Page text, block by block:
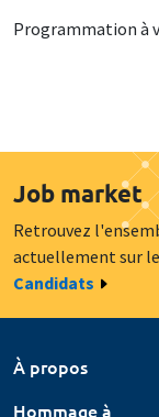
Programmation à
Job market
Retrouvez
actuellement sur
Candidats
À propos
Hommage à